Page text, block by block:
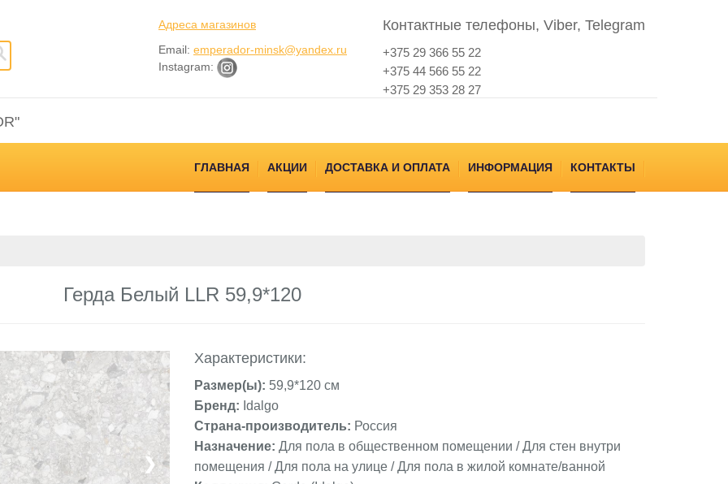
Адреса магазинов
Email: emperador-minsk@yandex.ru
Instagram:
Контактные телефоны, Viber, Telegram
+375 29 366 55 22
+375 44 566 55 22
+375 29 353 28 27
ГЛАВНАЯ АКЦИИ ДОСТАВКА И ОПЛАТА ИНФОРМАЦИЯ КОНТАКТЫ
Герда Белый LLR 59,9*120
❯
Характеристики:
Размер(ы): 59,9*120 см
Бренд: Idalgo
Страна-производитель: Россия
Назначение: Для пола в общественном помещении / Для стен внутри
помещения / Для пола на улице / Для пола в жилой комнате/ванной